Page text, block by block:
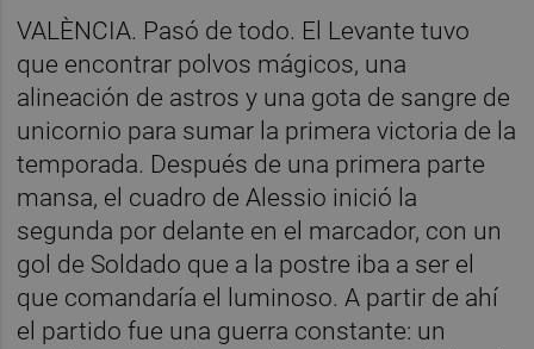
VALÈNCIA. Pasó de todo. El Levante tuvo
que encontrar polvos mágicos, una
alineación de astros y una gota de sangre de
unicornio para sumar la primera victoria de la
temporada. Después de una primera parte
mansa, el cuadro de Alessio inició la
segunda por delante en el marcador, con un
gol de Soldado que a la postre iba a ser el
que comandaría el luminoso. A partir de ahí
el partido fue una guerra constante: un